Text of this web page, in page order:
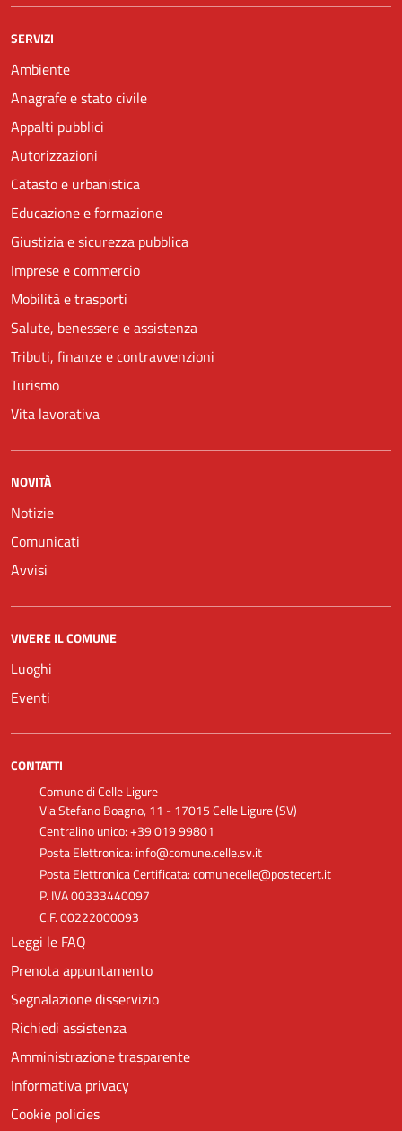
SERVIZI
Ambiente
Anagrafe e stato civile
Appalti pubblici
Autorizzazioni
Catasto e urbanistica
Educazione e formazione
Giustizia e sicurezza pubblica
Imprese e commercio
Mobilità e trasporti
Salute, benessere e assistenza
Tributi, finanze e contravvenzioni
Turismo
Vita lavorativa
NOVITÀ
Notizie
Comunicati
Avvisi
VIVERE IL COMUNE
Luoghi
Eventi
CONTATTI
Comune di Celle Ligure
Via Stefano Boagno, 11 - 17015 Celle Ligure (SV)
Centralino unico: +39 019 99801
Posta Elettronica: info@comune.celle.sv.it
Posta Elettronica Certificata: comunecelle@postecert.it
P. IVA 00333440097
C.F. 00222000093
Leggi le FAQ
Prenota appuntamento
Segnalazione disservizio
Richiedi assistenza
Amministrazione trasparente
Informativa privacy
Cookie policies